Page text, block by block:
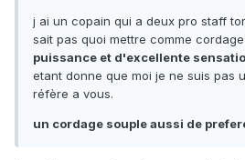
j ai un copain qui a deux pro staff
sait pas quoi mettre comme
puissance et d'excellente
etant donne que moi je ne suis pas
réfère a vous.
un cordage souple aussi de